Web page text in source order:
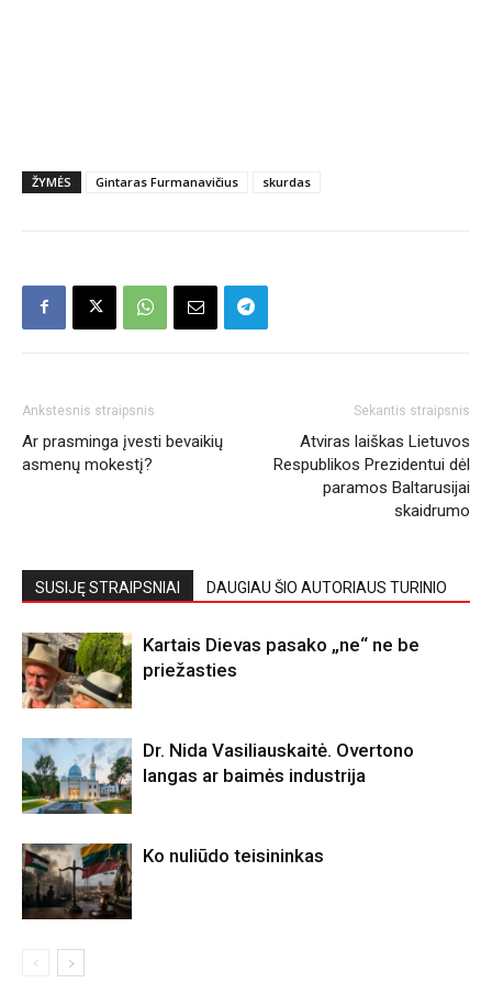
ŽYMĖS Gintaras Furmanavičius skurdas
Ankstesnis straipsnis
Ar prasminga įvesti bevaikių
asmenų mokestį?
Sekantis straipsnis
Atviras laiškas Lietuvos
Respublikos Prezidentui dėl
paramos Baltarusijai
skaidrumo
SUSIJĘ STRAIPSNIAI DAUGIAU ŠIO AUTORIAUS TURINIO
Kartais Dievas pasako „ne“ ne be
priežasties
Dr. Nida Vasiliauskaitė. Overtono
langas ar baimės industrija
Ko nuliūdo teisininkas